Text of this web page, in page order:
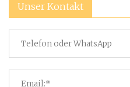
Unser Kontakt